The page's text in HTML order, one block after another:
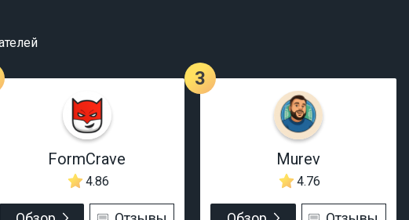
FormCrave
4.86
3
Murev
4.76